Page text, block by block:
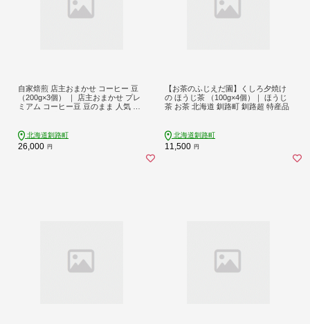
自家焙煎 店主おまかせ コーヒー 豆
（200g×3個） ｜ 店主おまかせ プレ
ミアム コーヒー豆 豆のまま 人気 コ
br07北海道釧路町
26,000 円
【お茶のふじえだ園】くしろ夕焼け
の ほうじ茶 （100g×4個）｜ ほうじ
茶 お茶 北海道 釧路町 釧路超 特産品
北海道釧路町
11,500 円